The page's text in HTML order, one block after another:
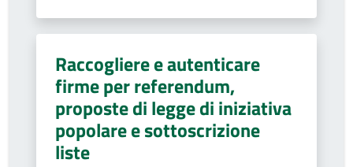
Raccogliere e autenticare
firme per referendum,
proposte di legge di iniziativa
popolare e sottoscrizione
liste